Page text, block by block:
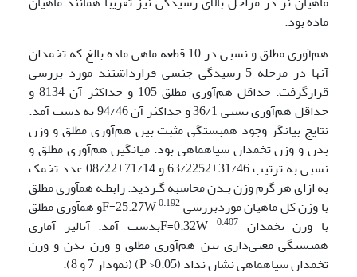
ماده بود.
هم‌آوری مطلق و نسبی در 10 قطعه ماهی ماده بالغ که تخمدان
آنها در مرحله 5 رسیدگی جنسی قرارداشتند مورد بررسی
قرارگرفت. حداقل هم‌آوری مطلق 105 و حداکثر آن 8134 و
حداقل هم‌آوری نسبی 36/1 و حداکثر آن 94/46 به دست آمد.
نتایج بیانگر وجود همبستگی مثبت بین هم‌آوری مطلق و وزن
بدن و وزن تخمدان سیاه­ماهی بود. میانگین هم‌آوری مطلق و
نسبی به ترتیب 31/46±63/2252 و 71/14±08/22 عدد تخمک
به ازای هر گرم وزن بـدن محاسبه گـردید. رابطـه هم­آوری مطلق
با وزن کل ماهیان موردبررسی F=25.27W0.192
و هم­آوری مطلق
با وزن تخمدان F=0.32W0.407
بدست آمد. آنالیز آماری
همبستگی معنی‌داری بین هم‌آوری مطلق و وزن بدن و وزن
تخمدان سیاه­ماهی نشان نداد (0.05< P) (نمودار 7 و 8).